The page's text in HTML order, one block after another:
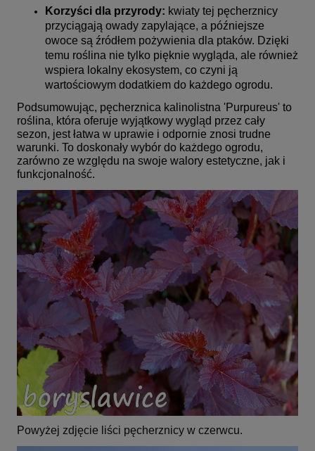
Korzyści dla przyrody: kwiaty tej pęcherznicy
przyciągają owady zapylające, a późniejsze
owoce są źródłem pożywienia dla ptaków. Dzięki
temu roślina nie tylko pięknie wygląda, ale również
wspiera lokalny ekosystem, co czyni ją
wartościowym dodatkiem do każdego ogrodu.
Podsumowując, pęcherznica kalinolistna 'Purpureus' to
roślina, która oferuje wyjątkowy wygląd przez cały
sezon, jest łatwa w uprawie i odpornie znosi trudne
warunki. To doskonały wybór do każdego ogrodu,
zarówno ze względu na swoje walory estetyczne, jak i
funkcjonalność.
Powyżej zdjęcie liści pęcherznicy w czerwcu.